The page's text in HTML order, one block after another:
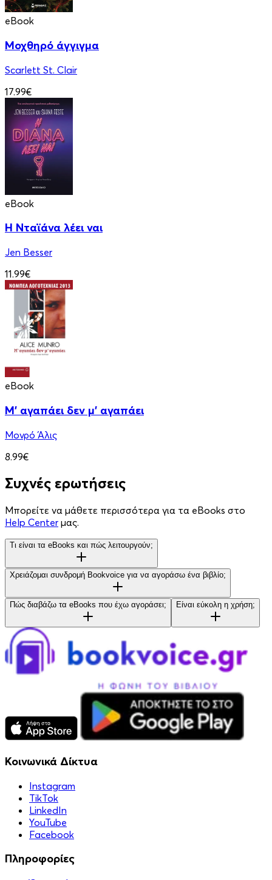
eBook
Μοχθηρό άγγιγμα
Scarlett St. Clair
17.99€
eBook
Η Νταϊάνα λέει ναι
Jen Besser
11.99€
eBook
Μ' αγαπάει δεν μ' αγαπάει
Μονρό Άλις
8.99€
Συχνές ερωτήσεις
Μπορείτε να μάθετε περισσότερα για τα eBooks στο
Help Center μας.
Τι είναι τα eBooks και πώς λειτουργούν;
Χρειάζομαι συνδρομή Bookvoice για να αγοράσω ένα βιβλίο;
Πώς διαβάζω τα eBooks που έχω αγοράσει; Είναι εύκολη η χρήση;
Κοινωνικά Δίκτυα
Instagram
TikTok
LinkedIn
YouTube
Facebook
Πληροφορίες